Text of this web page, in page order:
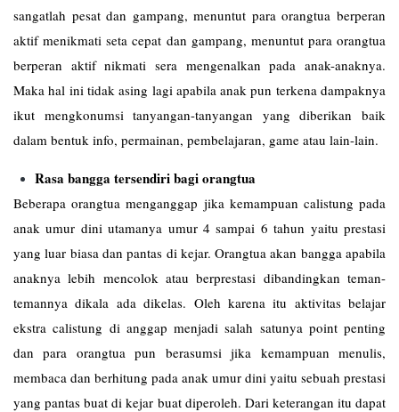
sangatlah pesat dan gampang, menuntut para orangtua berperan
aktif menikmati seta cepat dan gampang, menuntut para orangtua
berperan aktif nikmati sera mengenalkan pada anak-anaknya.
Maka hal ini tidak asing lagi apabila anak pun terkena dampaknya
ikut mengkonumsi tanyangan-tanyangan yang diberikan baik
dalam bentuk info, permainan, pembelajaran, game atau lain-lain.
Rasa bangga tersendiri bagi orangtua
Beberapa orangtua menganggap jika kemampuan calistung pada
anak umur dini utamanya umur 4 sampai 6 tahun yaitu prestasi
yang luar biasa dan pantas di kejar. Orangtua akan bangga apabila
anaknya lebih mencolok atau berprestasi dibandingkan teman-
temannya dikala ada dikelas. Oleh karena itu aktivitas belajar
ekstra calistung di anggap menjadi salah satunya point penting
dan para orangtua pun berasumsi jika kemampuan menulis,
membaca dan berhitung pada anak umur dini yaitu sebuah prestasi
yang pantas buat di kejar buat diperoleh. Dari keterangan itu dapat